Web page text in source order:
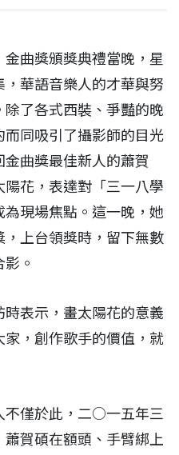
曲獎頒獎典禮當晚，星
華語音樂人的才華與努
了各式西裝、爭豔的晚
同吸引了攝影師的目光
曲獎最佳新人的蕭賀
花，表達對「三一八學
現場焦點。這一晚，她
上台領獎時，留下無數
。
表示，畫太陽花的意義
，創作歌手的價值，就
不僅於此，二○一五年三
賀碩在額頭、手臂綁上